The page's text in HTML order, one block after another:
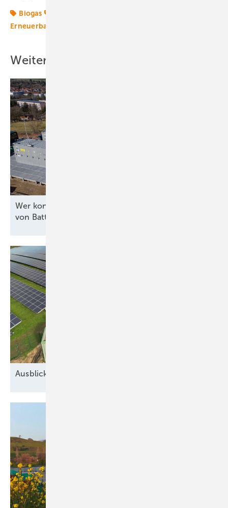
Biogas
Erneuerbare Energien
Weitere Inhalte
Wer kontrolliert die Software für die Steuerung
von Batteriespeichern?
Ausblick auf 2026: Neue Geschäfte für